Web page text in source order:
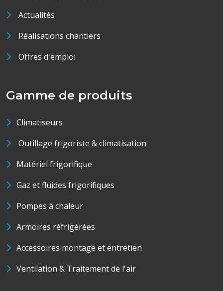
Actualités
Réalisations chantiers
Offres d'emploi
Gamme de produits
Climatiseurs
Outillage frigoriste & climatisation
Matériel frigorifique
Gaz et fluides frigorifiques
Pompes à chaleur
Armoires réfrigérées
Accessoires montage et entretien
Ventilation & Traitement de l'air